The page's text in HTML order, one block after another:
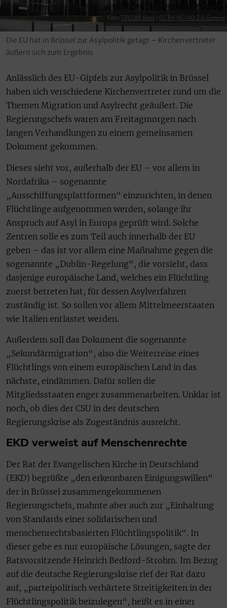
Foto: TPCOM, flickr CC BY-NC-ND 2.0 Generic
Die EU hat in Brüssel zur Asylpolitik getagt – Kirchenvertreter
äußern sich zum Ergebnis
Anlässlich des EU-Gipfels zur Asylpolitik in Brüssel
haben sich verschiedene Kirchenvertreter rund um die
Themen Migration und Asylrecht geäußert. Die
Regierungschefs waren am Freitagmorgen nach
langen Verhandlungen zu einem gemeinsamen
Dokument gekommen.
Dieses sieht vor, außerhalb der EU – vor allem in
Nordafrika – sogenannte
„Ausschiffungsplattformen“ einzurichten, in denen
Flüchtlinge aufgenommen werden, solange ihr
Anspruch auf Asyl in Europa geprüft wird. Solche
Zentren solle es zum Teil auch innerhalb der EU
geben – das ist vor allem eine Maßnahme gegen die
sogenannte „Dublin-Regelung“, die vorsieht, dass
dasjenige europäische Land, welches ein Flüchtling
zuerst betreten hat, für dessen Asylverfahren
zuständig ist. So sollen vor allem Mittelmeerstaaten
wie Italien entlastet werden.
Außerdem soll das Dokument die sogenannte
„Sekundärmigration“, also die Weiterreise eines
Flüchtlings von einem europäischen Land in das
nächste, eindämmen. Dafür sollen die
Mitgliedsstaaten enger zusammenarbeiten. Unklar ist
noch, ob dies der CSU in der deutschen
Regierungskrise als Zugeständnis ausreicht.
EKD verweist auf Menschenrechte
Der Rat der Evangelischen Kirche in Deutschland
(EKD) begrüßte „den erkennbaren Einigungswillen“
der in Brüssel zusammengekommenen
Regierungschefs, mahnte aber auch zur „Einhaltung
von Standards einer solidarischen und
menschenrechtsbasierten Flüchtlingspolitik“. In
dieser gebe es nur europäische Lösungen, sagte der
Ratsvorsitzende Heinrich Bedford-Strohm. Im Bezug
auf die deutsche Regierungskrise rief der Rat dazu
auf, „parteipolitisch verhärtete Streitigkeiten in der
Flüchtlingspolitik beizulegen“, heißt es in einer